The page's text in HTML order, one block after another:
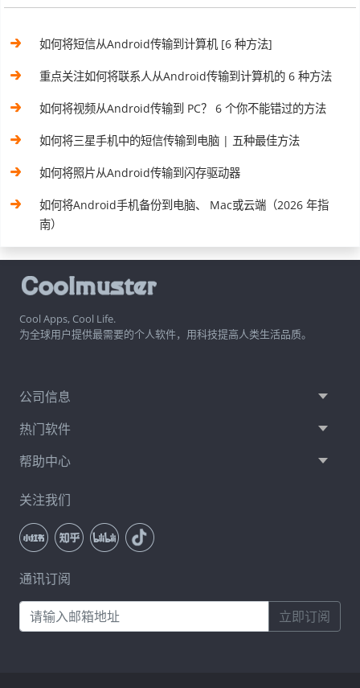
如何将短信从Android传输到计算机 [6 种方法]
重点关注如何将联系人从Android传输到计算机的 6 种方法
如何将视频从Android传输到 PC？ 6 个你不能错过的方法
如何将三星手机中的短信传输到电脑 | 五种最佳方法
如何将照片从Android传输到闪存驱动器
如何将Android手机备份到电脑、 Mac或云端（2026 年指
南）
Cool Apps, Cool Life.
为全球用户提供最需要的个人软件，用科技提高人类生活品质。
公司信息
热门软件
帮助中心
关注我们
通讯订阅
立即订阅